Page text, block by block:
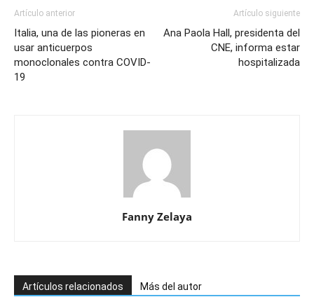
Artículo anterior
Italia, una de las pioneras en
usar anticuerpos
monoclonales contra COVID-
19
Artículo siguiente
Ana Paola Hall, presidenta del
CNE, informa estar
hospitalizada
Fanny Zelaya
Artículos relacionados Más del autor